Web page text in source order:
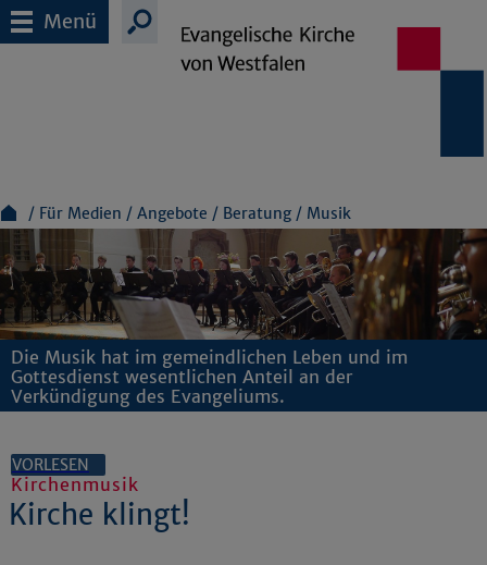
Menü
Für Medien Angebote Beratung Musik
Die Musik hat im gemeindlichen Leben und im
Gottesdienst wesentlichen Anteil an der
Verkündigung des Evangeliums.
VORLESEN
Kirchenmusik
Kirche klingt!